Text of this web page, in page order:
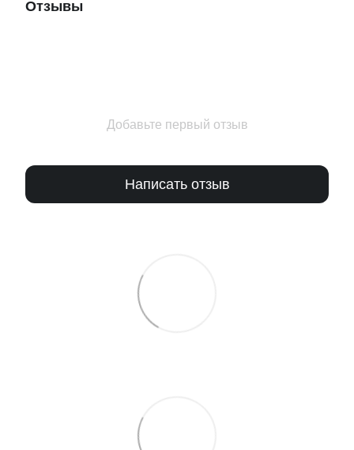
Отзывы
Добавьте первый отзыв
Написать отзыв